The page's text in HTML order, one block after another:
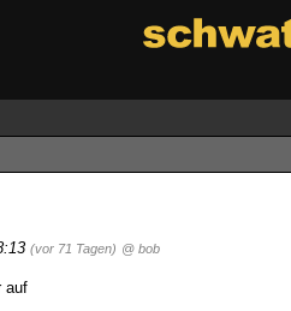
(vor 71 Tagen) @ bob
auf